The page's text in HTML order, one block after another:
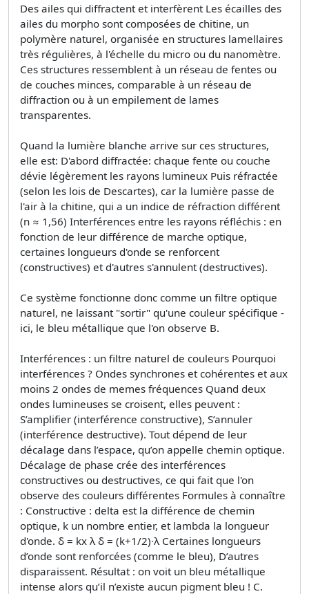
Des ailes qui diffractent et interfèrent Les écailles des
ailes du morpho sont composées de chitine, un
polymère naturel, organisée en structures lamellaires
très régulières, à l'échelle du micro ou du nanomètre.
Ces structures ressemblent à un réseau de fentes ou
de couches minces, comparable à un réseau de
diffraction ou à un empilement de lames
transparentes.
Quand la lumière blanche arrive sur ces structures,
elle est: D'abord diffractée: chaque fente ou couche
dévie légèrement les rayons lumineux Puis réfractée
(selon les lois de Descartes), car la lumière passe de
l'air à la chitine, qui a un indice de réfraction différent
(n ≈ 1,56) Interférences entre les rayons réfléchis : en
fonction de leur différence de marche optique,
certaines longueurs d'onde se renforcent
(constructives) et d'autres s'annulent (destructives).
Ce système fonctionne donc comme un filtre optique
naturel, ne laissant "sortir" qu'une couleur spécifique -
ici, le bleu métallique que l'on observe B.
Interférences : un filtre naturel de couleurs Pourquoi
interférences ? Ondes synchrones et cohérentes et aux
moins 2 ondes de memes fréquences Quand deux
ondes lumineuses se croisent, elles peuvent :
S’amplifier (interférence constructive), S’annuler
(interférence destructive). Tout dépend de leur
décalage dans l’espace, qu’on appelle chemin optique.
Décalage de phase crée des interférences
constructives ou destructives, ce qui fait que l'on
observe des couleurs différentes Formules à connaître
: Constructive : delta est la différence de chemin
optique, k un nombre entier, et lambda la longueur
d'onde. δ = kx λ δ = (k+1/2)∙λ Certaines longueurs
d’onde sont renforcées (comme le bleu), D’autres
disparaissent. Résultat : on voit un bleu métallique
intense alors qu’il n’existe aucun pigment bleu ! C.